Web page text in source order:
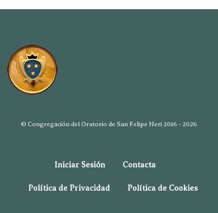
© Congregación del Oratorio de San Felipe Neri 2016 - 2026
Iniciar Sesión Contacta
Política de Privacidad Política de Cookies